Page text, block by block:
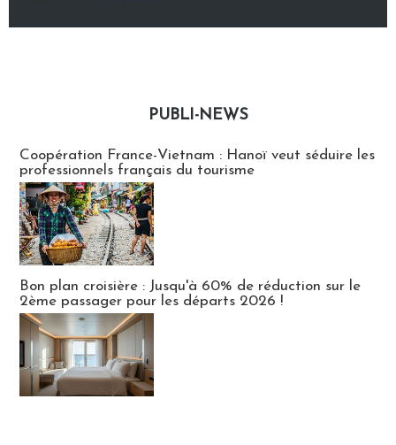
PUBLI-NEWS
Coopération France-Vietnam : Hanoï veut séduire les
professionnels français du tourisme
Bon plan croisière : Jusqu'à 60% de réduction sur le
2ème passager pour les départs 2026 !